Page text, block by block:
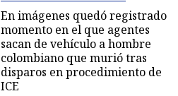
En imágenes quedó registrado
momento en el que agentes
sacan de vehículo a hombre
colombiano que murió tras
disparos en procedimiento de
ICE